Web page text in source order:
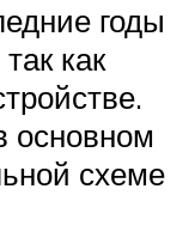
годы
как
основном
схеме